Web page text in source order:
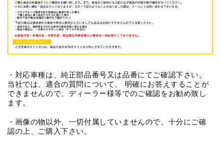
・対応車種は、純正部品番号又は品番にてご確認下さい。
当社では、適合の質問について、 明確にお答えすることが
できませんので、ディーラー様等でのご確認をお勧め致し
ます。
・画像の物以外、一切付属していませんので、十分にご確
認の上、ご購入下さい。